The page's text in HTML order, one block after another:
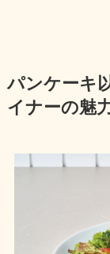
パンケーキ
イナーの魅